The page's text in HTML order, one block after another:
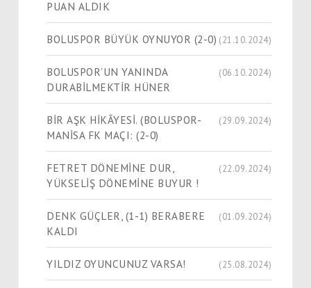
PUAN ALDIK
BOLUSPOR BÜYÜK OYNUYOR (2-0) (21.10.2024)
BOLUSPOR’UN YANINDA
DURABİLMEKTİR HÜNER
(06.10.2024)
BİR AŞK HİKÂYESİ. (BOLUSPOR-
MANİSA FK MAÇI: (2-0)
(29.09.2024)
FETRET DÖNEMİNE DUR,
YÜKSELİŞ DÖNEMİNE BUYUR !
(22.09.2024)
DENK GÜÇLER, (1-1) BERABERE
KALDI
(01.09.2024)
YILDIZ OYUNCUNUZ VARSA! (25.08.2024)